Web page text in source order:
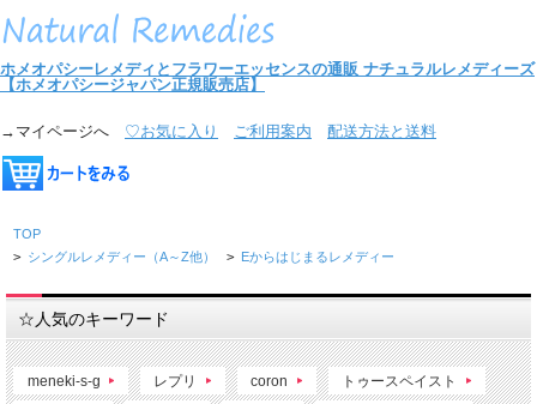
ホメオパシーレメディとフラワーエッセンスの通販 ナチュラルレメディーズ
【ホメオパシージャパン正規販売店】
→マイページへ ♡お気に入り ご利用案内 配送方法と送料
TOP
> シングルレメディー（A～Z他） > Eからはじまるレメディー
☆人気のキーワード
meneki-s-g レプリ coron トゥースペイスト